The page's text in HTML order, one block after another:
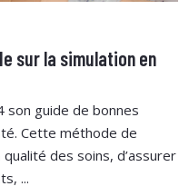
sur la simulation en
son guide de bonnes
Cette méthode de
des soins, d’assurer
...